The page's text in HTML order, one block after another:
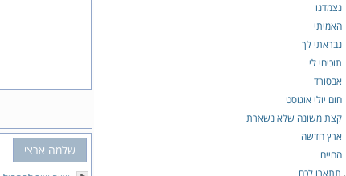
נצמדנו
האמיתי
נבראתי לך
תוכיחי לי
אבסורד
חום יולי אוגוסט
קצת משונה שלא נשארת
ארץ חדשה
החיים
תתארו לכם
שלמה ארצי